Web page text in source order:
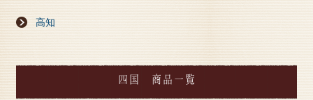
高知
四国 商品一覧